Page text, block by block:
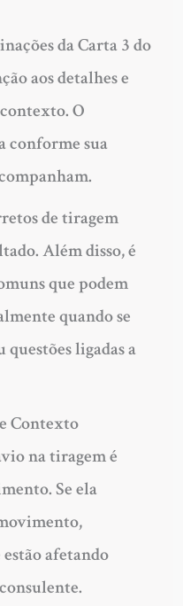
da Carta 3 do
aos detalhes e
O
conforme sua
de tiragem
Além disso, é
que podem
quando se
ligadas a
Contexto
na tiragem é
Se ela
estão afetando